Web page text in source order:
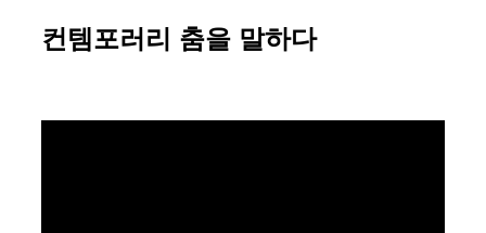
컨템포러리 춤을 말하다